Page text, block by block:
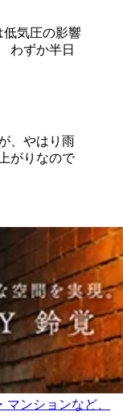
気圧の影響
わずか半日
、やはり雨
がりなので